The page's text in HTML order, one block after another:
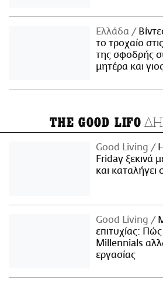
Ελλάδα
το τροχαίο
της σφοδρής
μητέρα και
THE GOOD LIFO
Good Living
Η
Friday ξεκινά
και καταλήγει
Good Living
επιτυχίας: Πώς
Millennials
εργασίας